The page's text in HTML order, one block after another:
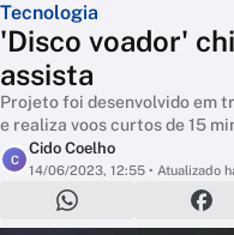
Tecnologia
'Disco voador'
assista
Projeto foi desenvolvido em
e realiza voos curtos de 15
C
Cido Coelho
14/06/2023, 12:55 • Atualizado